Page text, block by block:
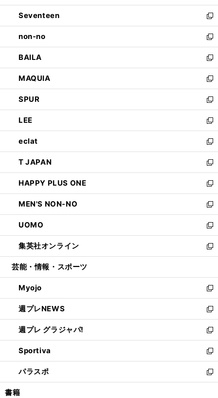
開
く
ウ
で
開
く
ン
ド
ウ
で
開
く
Seventeen
新
し
い
ウ
ィ
ン
ド
ウ
で
開
く
non-no
新
し
い
ウ
ィ
ン
ド
ウ
で
開
く
BAILA
新
し
い
ウ
ィ
ン
ド
ウ
で
開
く
MAQUIA
新
し
い
ウ
ィ
ン
ド
ウ
で
開
く
SPUR
新
し
い
ウ
ィ
ン
ド
ウ
で
開
く
LEE
新
し
い
ウ
ィ
ン
ド
ウ
で
開
く
eclat
新
し
い
ウ
ィ
ン
ド
ウ
で
開
く
T JAPAN
新
し
い
ウ
ィ
ン
ド
ウ
で
開
HAPPY PLUS ONE
新
し
い
ウ
ィ
ン
ド
ウ
開
く
MEN'S NON-NO
新
し
い
ウ
ィ
ン
ウ
で
開
く
UOMO
新
し
い
ウ
ン
ド
ウ
で
開
く
集英社オンライン
新
し
ウ
ィ
ン
ド
ウ
で
開
く
芸能・情報・スポーツ
Myojo
新
し
い
ウ
ィ
ン
ド
ウ
で
開
週プレNEWS
新
し
い
ウ
ィ
ン
ド
ウ
週プレ グラジャパ!
新
し
い
ウ
ィ
ン
Sportiva
新
し
い
ウ
パラスポ
新
し
書籍